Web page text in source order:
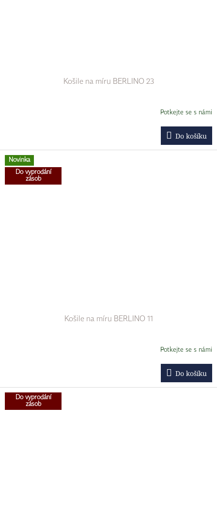
Košile na míru BERLINO 23
Potkejte se s námi
Do košíku
Novinka
Do vyprodání
zásob
Košile na míru BERLINO 11
Potkejte se s námi
Do košíku
Do vyprodání
zásob